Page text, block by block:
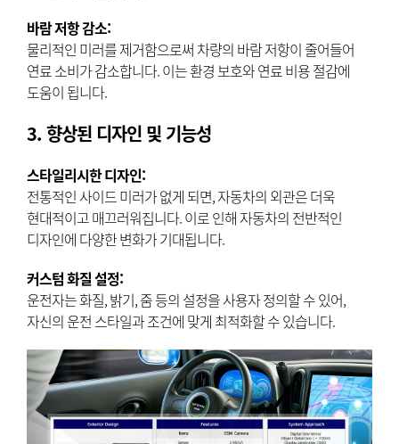
바람 저항 감소:
물리적인 미러를 제거함으로써 차량의 바람 저항이 줄어들어
연료 소비가 감소합니다. 이는 환경 보호와 연료 비용 절감에
도움이 됩니다.
3. 향상된 디자인 및 기능성
스타일리시한 디자인:
전통적인 사이드 미러가 없게 되면, 자동차의 외관은 더욱
현대적이고 매끄러워집니다. 이로 인해 자동차의 전반적인
디자인에 다양한 변화가 기대됩니다.
커스텀 화질 설정:
운전자는 화질, 밝기, 줌 등의 설정을 사용자 정의할 수 있어,
자신의 운전 스타일과 조건에 맞게 최적화할 수 있습니다.